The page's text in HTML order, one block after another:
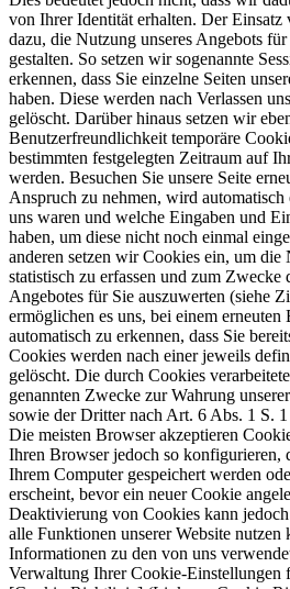
von Ihrer Identität erhalten. Der Einsatz
dazu, die Nutzung unseres Angebots für
gestalten. So setzen wir sogenannte
erkennen, dass Sie einzelne Seiten
haben. Diese werden nach Verlassen
gelöscht. Darüber hinaus setzen wir
Benutzerfreundlichkeit temporäre
bestimmten festgelegten Zeitraum auf
werden. Besuchen Sie unsere Seite
Anspruch zu nehmen, wird automatisch
uns waren und welche Eingaben und
haben, um diese nicht noch einmal
anderen setzen wir Cookies ein, um die
statistisch zu erfassen und zum Zwecke
Angebotes für Sie auszuwerten (siehe
ermöglichen es uns, bei einem erneuten
automatisch zu erkennen, dass Sie
Cookies werden nach einer jeweils
gelöscht. Die durch Cookies
genannten Zwecke zur Wahrung
sowie der Dritter nach Art. 6 Abs. 1 S.
Die meisten Browser akzeptieren
Ihren Browser jedoch so konfigurieren,
Ihrem Computer gespeichert werden
erscheint, bevor ein neuer Cookie
Deaktivierung von Cookies kann
alle Funktionen unserer Website nutzen
Informationen zu den von uns
Verwaltung Ihrer Cookie-Einstellungen